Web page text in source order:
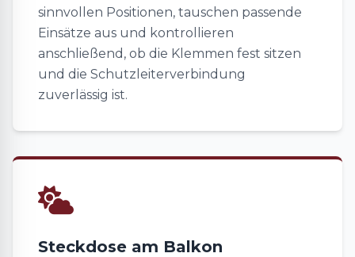
sinnvollen Positionen, tauschen passende
Einsätze aus und kontrollieren
anschließend, ob die Klemmen fest sitzen
und die Schutzleiterverbindung
zuverlässig ist.
Steckdose am Balkon